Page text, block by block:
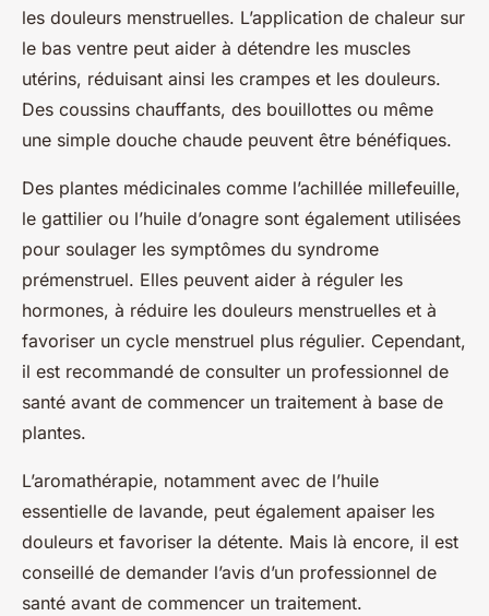
les douleurs menstruelles. L’application de chaleur sur
le bas ventre peut aider à détendre les muscles
utérins, réduisant ainsi les crampes et les douleurs.
Des coussins chauffants, des bouillottes ou même
une simple douche chaude peuvent être bénéfiques.
Des plantes médicinales comme l’achillée millefeuille,
le gattilier ou l’huile d’onagre sont également utilisées
pour soulager les symptômes du syndrome
prémenstruel. Elles peuvent aider à réguler les
hormones, à réduire les douleurs menstruelles et à
favoriser un cycle menstruel plus régulier. Cependant,
il est recommandé de consulter un professionnel de
santé avant de commencer un traitement à base de
plantes.
L’aromathérapie, notamment avec de l’huile
essentielle de lavande, peut également apaiser les
douleurs et favoriser la détente. Mais là encore, il est
conseillé de demander l’avis d’un professionnel de
santé avant de commencer un traitement.